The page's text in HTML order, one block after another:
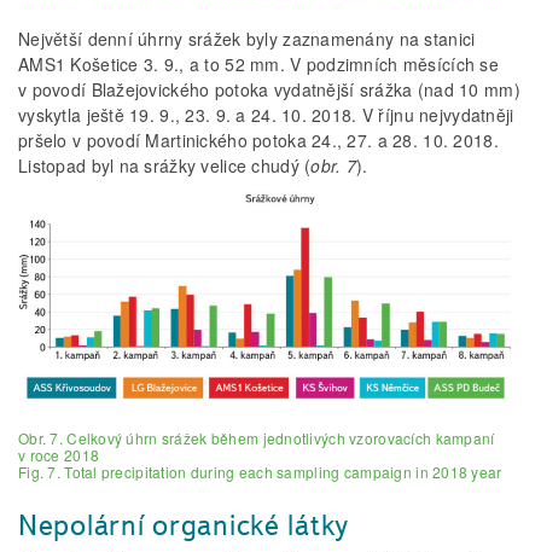
Největší denní úhrny srážek byly zaznamenány na stanici
AMS1 Košetice 3. 9., a to 52 mm. V podzimních měsících se
v povodí Blažejovického potoka vydatnější srážka (nad 10 mm)
vyskytla ještě 19. 9., 23. 9. a 24. 10. 2018. V říjnu nejvydatněji
pršelo v povodí Martinického potoka 24., 27. a 28. 10. 2018.
Listopad byl na srážky velice chudý (obr. 7).
Obr. 7. Celkový úhrn srážek během jednotlivých vzorovacích kampaní
v roce 2018
Fig. 7. Total precipitation during each sampling campaign in 2018 year
Nepolární organické látky